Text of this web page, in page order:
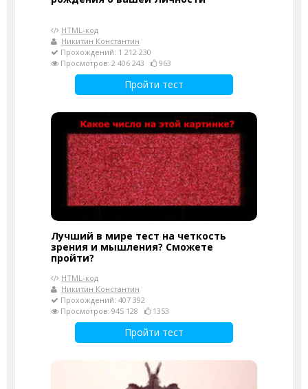
HTML-код
Никитин Константин
Прохождений: 1 212 230
Просмотров: 2 406 243
963
Пройти тест
Лучший в мире тест на четкость
зрения и мышления? Сможете
пройти?
HTML-код
Никитин Константин
Прохождений: 407 392
Просмотров: 945 128
1353
Пройти тест